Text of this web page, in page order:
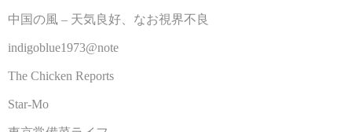
中国の風 – 天気良好、なお視界不良
indigoblue1973@note
The Chicken Reports
Star-Mo